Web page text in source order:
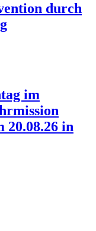
durch
im
20.08.26 in